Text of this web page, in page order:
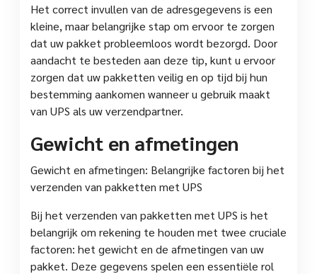
Het correct invullen van de adresgegevens is een
kleine, maar belangrijke stap om ervoor te zorgen
dat uw pakket probleemloos wordt bezorgd. Door
aandacht te besteden aan deze tip, kunt u ervoor
zorgen dat uw pakketten veilig en op tijd bij hun
bestemming aankomen wanneer u gebruik maakt
van UPS als uw verzendpartner.
Gewicht en afmetingen
Gewicht en afmetingen: Belangrijke factoren bij het
verzenden van pakketten met UPS
Bij het verzenden van pakketten met UPS is het
belangrijk om rekening te houden met twee cruciale
factoren: het gewicht en de afmetingen van uw
pakket. Deze gegevens spelen een essentiële rol